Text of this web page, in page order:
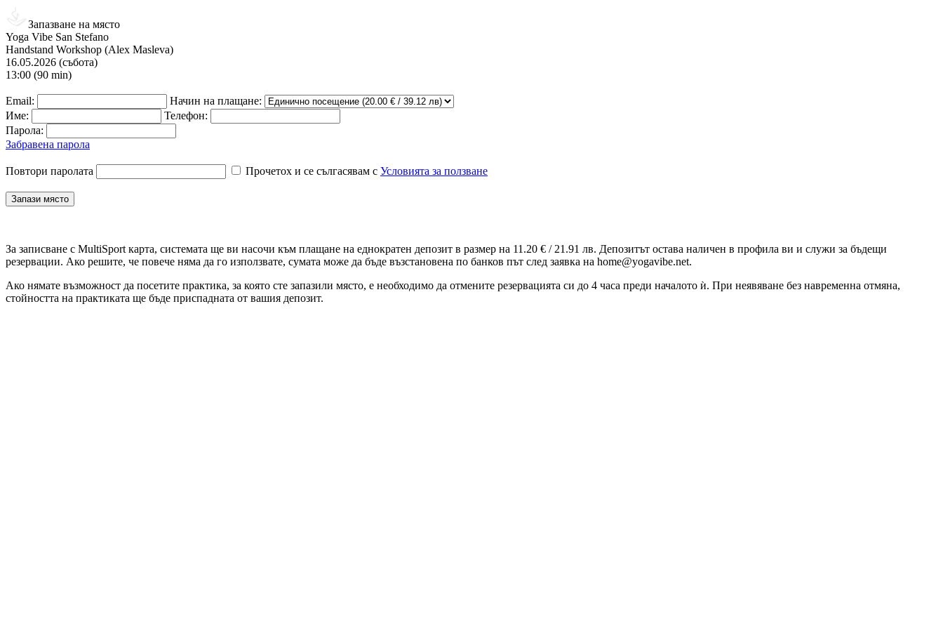
Запазване на място
Yoga Vibe San Stefano
Handstand Workshop (Alex Masleva)
16.05.2026 (събота)
13:00 (90 min)
Email:
Начин на плащане:
Име:
Телефон:
Парола:
Забравена парола
Повтори паролата Прочетох и се сългасявам с Условията за ползване
За записване с MultiSport карта, системата ще ви насочи към плащане на еднократен депозит в размер на 11.20 € / 21.91 лв. Депозитът остава наличен в профила ви и служи за бъдещи
резервации. Ако решите, че повече няма да го използвате, сумата може да бъде възстановена по банков път след заявка на home@yogavibe.net.
Ако нямате възможност да посетите практика, за която сте запазили място, е необходимо да отмените резервацията си до 4 часа преди началото ѝ. При неявяване без навременна отмяна,
стойността на практиката ще бъде приспадната от вашия депозит.